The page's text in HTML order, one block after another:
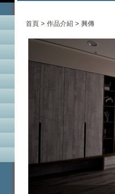
首頁 > 作品介紹 > 興傳